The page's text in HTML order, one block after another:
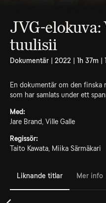
JVG-
tuulisii
Dokumentär | 2022 | 1h 37m |
En dokumentär om den finska
som har samlats under ett
Med:
Jare Brand, Ville Galle
Regissör:
Taito Kawata, Miika Särmäkari
Liknande titlar Mer info